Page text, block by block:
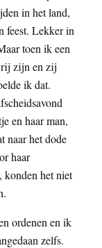
in het land,
feest. Lekker in
toen ik een
zijn en zij
ik dat.
en haar man,
naar het dode
haar
konden het niet
ordenen en ik
zelfs.